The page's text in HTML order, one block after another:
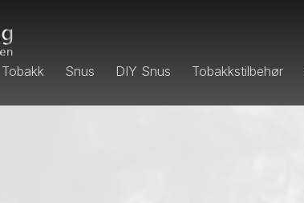
Tobakk Snus DIY Snus Tobakkstilbehør